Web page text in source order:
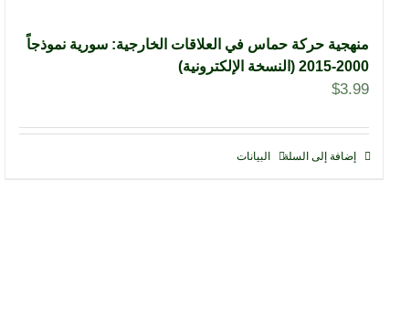
منهجية حركة حماس في العلاقات الخارجية: سورية نموذجاً
2000-2015 (النسخة الإلكترونية)
$3.99
إضافة إلى السلة البيانات